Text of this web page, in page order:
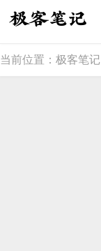
当前位置： 极客笔记